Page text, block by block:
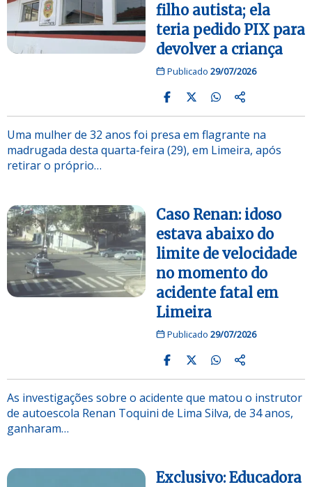
filho autista; ela
teria pedido PIX para
devolver a criança
Publicado 29/07/2026
Uma mulher de 32 anos foi presa em flagrante na
madrugada desta quarta-feira (29), em Limeira, após
retirar o próprio…
Caso Renan: idoso
estava abaixo do
limite de velocidade
no momento do
acidente fatal em
Limeira
Publicado 29/07/2026
As investigações sobre o acidente que matou o instrutor
de autoescola Renan Toquini de Lima Silva, de 34 anos,
ganharam…
Exclusivo: Educadora